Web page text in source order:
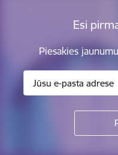
Esi
Piesakies